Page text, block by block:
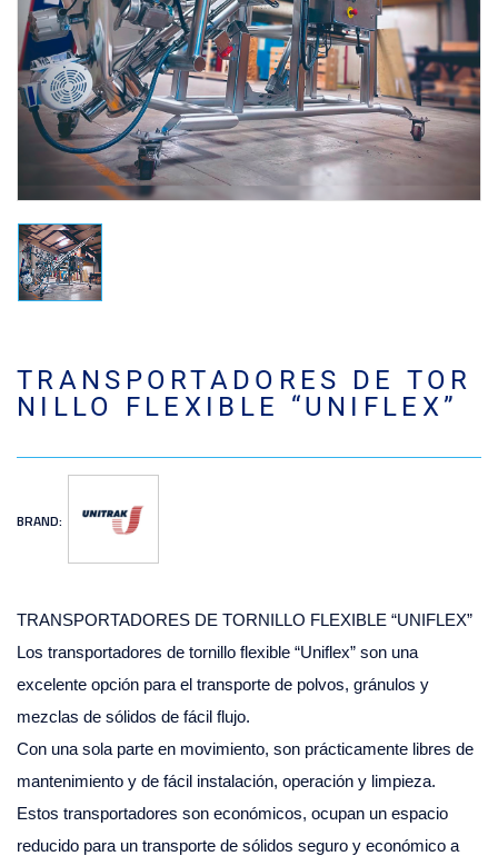
TRANSPORTADORES DE TOR
NILLO FLEXIBLE “UNIFLEX”
BRAND:
TRANSPORTADORES DE TORNILLO FLEXIBLE “UNIFLEX”
Los transportadores de tornillo flexible “Uniflex” son una
excelente opción para el transporte de polvos, gránulos y
mezclas de sólidos de fácil flujo.
Con una sola parte en movimiento, son prácticamente libres de
mantenimiento y de fácil instalación, operación y limpieza.
Estos transportadores son económicos, ocupan un espacio
reducido para un transporte de sólidos seguro y económico a